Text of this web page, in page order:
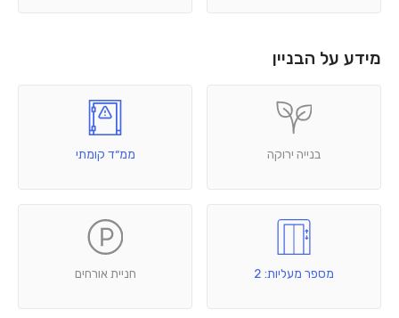
מידע על הבניין
בנייה ירוקה ממ״ד קומתי
מספר מעליות: 2 חניית אורחים